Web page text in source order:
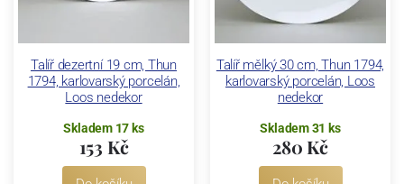
Talíř dezertní 19 cm, Thun
1794, karlovarský porcelán,
Loos nedekor
Skladem 17 ks
153 Kč
Talíř mělký 30 cm, Thun 1794,
karlovarský porcelán, Loos
nedekor
Skladem 31 ks
280 Kč